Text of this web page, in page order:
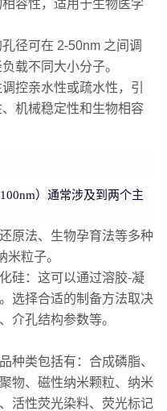
容性，适用于生物医学
径可在 2-50nm 之间调
载不同大小分子。
控亲水性或疏水性，引
机械稳定性和生物相容
）通常涉及到两个主
原法、生物孕育法等多种
粒子。
硅：这可以通过溶胶-凝
选择合适的制备方法取决
介孔结构参数等。
种类包括有：合成磷脂、
物、磁性纳米颗粒、纳米
活性荧光染料、荧光标记